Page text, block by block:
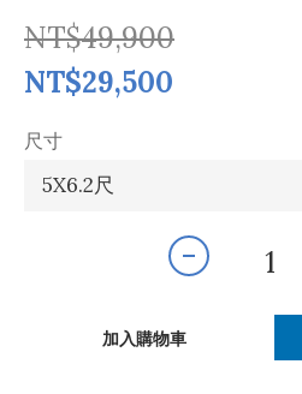
NT$49,900
NT$29,500
尺寸
加入購物車